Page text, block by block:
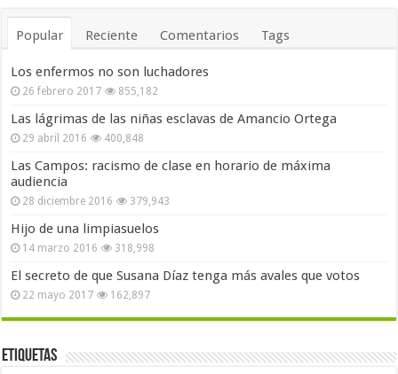
Popular Reciente Comentarios Tags
Los enfermos no son luchadores
26 febrero 2017 855,182
Las lágrimas de las niñas esclavas de Amancio Ortega
29 abril 2016 400,848
Las Campos: racismo de clase en horario de máxima
audiencia
28 diciembre 2016 379,943
Hijo de una limpiasuelos
14 marzo 2016 318,998
El secreto de que Susana Díaz tenga más avales que votos
22 mayo 2017 162,897
Etiquetas